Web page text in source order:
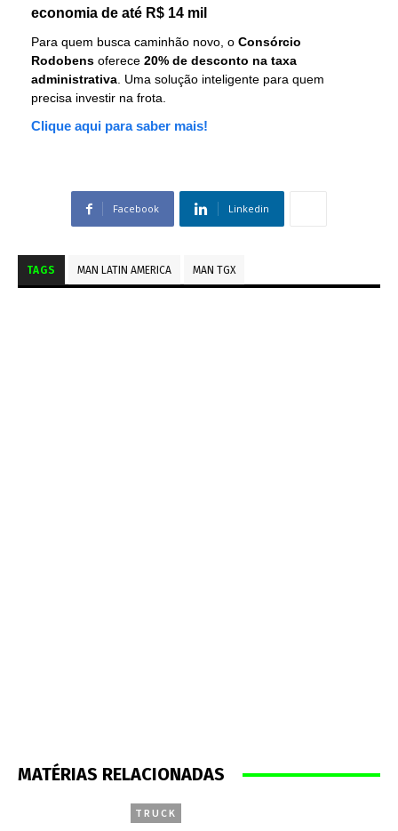
economia de até R$ 14 mil
Para quem busca caminhão novo, o Consórcio
Rodobens oferece 20% de desconto na taxa
administrativa . Uma solução inteligente para quem
precisa investir na frota.
Clique aqui para saber mais!
Facebook Linkedin
TAGS MAN LATIN AMERICA MAN TGX
MATÉRIAS RELACIONADAS
TRUCK